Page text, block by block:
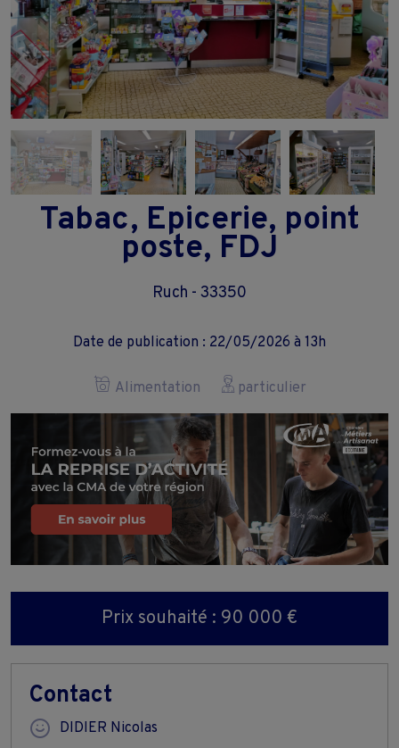
Tabac, Epicerie, point
poste, FDJ
Ruch - 33350
Date de publication : 22/05/2026 à 13h
Alimentation particulier
Prix souhaité : 90 000 €
Contact
DIDIER Nicolas